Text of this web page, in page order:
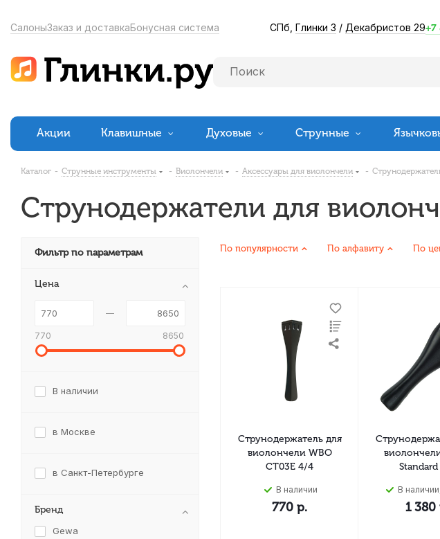
СалоныЗаказ и доставкаБонусная система СПб, Глинки 3 / Декабристов 29+7
Акции Клавишные Духовые Струнные
Каталог - Струнные инструменты - Виолончели - Аксессуары для виолончели -
Струнодержатели для
По популярности По алфавиту По
Струнодержатель для
виолончели WBO
CT03E 4/4
В наличии
770 р.
В
1 380
Фильтр по параметрам
Цена
770 8650
В наличии
в Москве
в Санкт-Петербурге
Бренд
Gewa